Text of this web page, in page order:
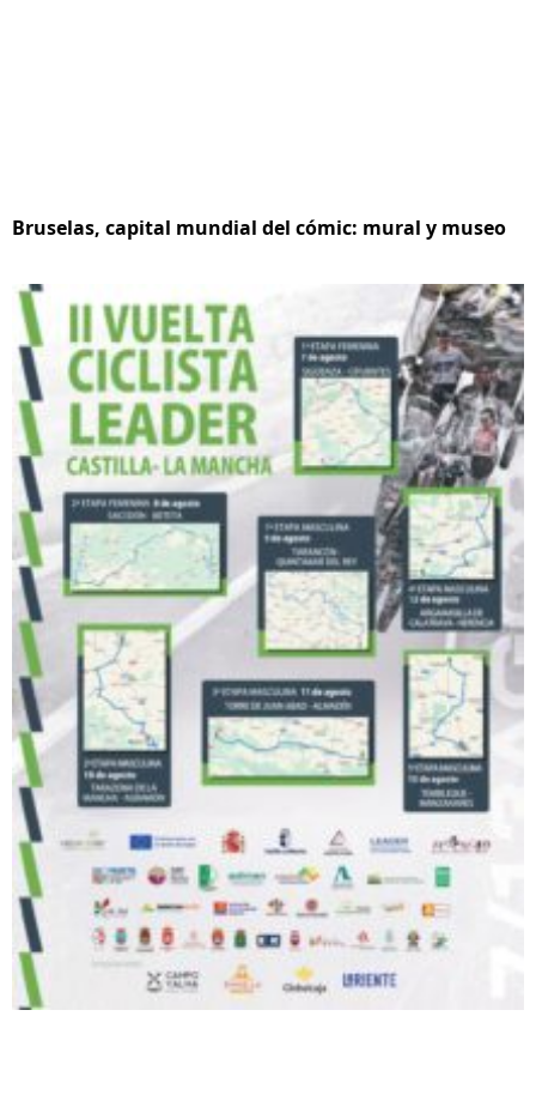
Bruselas, capital mundial del cómic: mural y museo